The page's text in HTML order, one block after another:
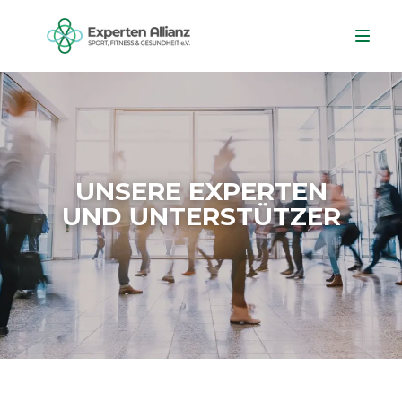
UNSERE EXPERTEN
UND UNTERSTÜTZER